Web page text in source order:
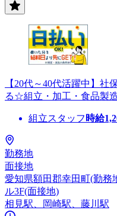
【20代～40代活躍中】
る☆組立・加工・食品製
組立スタッフ 時給
勤務地
面接地
愛知県額田郡幸田町(勤務
ル3F(面接地)
相見駅、岡崎駅、藤川駅